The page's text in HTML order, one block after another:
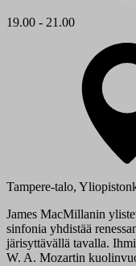
19.00 - 21.00
Tampere-talo,
James MacMillanin
sinfonia yhdistää
järisyttävällä tavalla.
W. A. Mozartin